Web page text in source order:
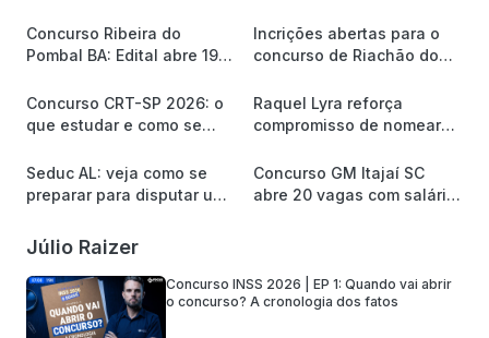
Concurso Ribeira do
Pombal BA: Edital abre 19
Incrições abertas para o
concurso de Riachão do
Concurso CRT-SP 2026: o
que estudar e como se
Quadrix?
Raquel Lyra reforça
compromisso de nomear
Seduc AL: veja como se
preparar para disputar uma
Concurso GM Itajaí SC
abre 20 vagas com salário
Júlio Raizer
Concurso INSS 2026 | EP 1: Quando vai abrir
o concurso? A cronologia dos fatos